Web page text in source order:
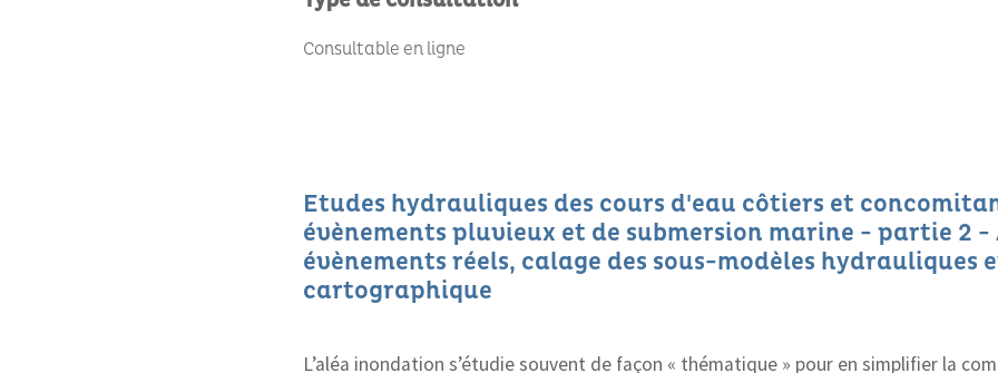
Consultable en ligne
Etudes hydrauliques des cours d'eau côtiers et
évènements pluvieux et de submersion marine - partie 2 -
évènements réels, calage des sous-modèles hydrauliques
cartographique
L’aléa inondation s’étudie souvent de façon « thématique » pour en simplifier la